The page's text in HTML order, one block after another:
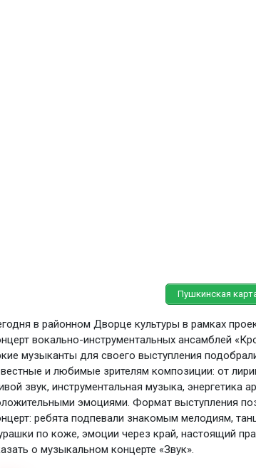
Пушкинская
в районном Дворце культуры в рамках
вокально-инструментальных ансамблей
музыканты для своего выступления
и любимые зрителям композиции: от
звук, инструментальная музыка, энергетика
эмоциями. Формат выступления
ребята подпевали знакомым мелодиям,
по коже, эмоции через край, настоящий
о музыкальном концерте «Звук».